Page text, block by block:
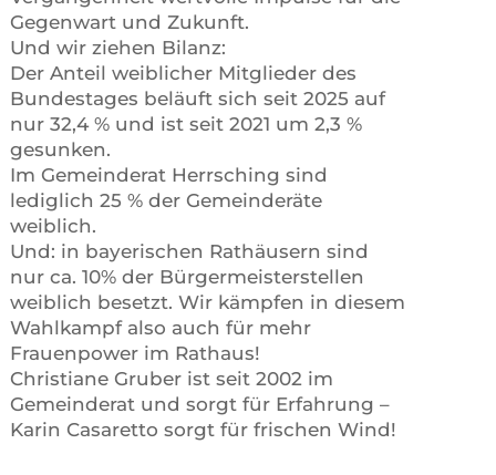
Gegenwart und Zukunft.
Und wir ziehen Bilanz:
Der Anteil weiblicher Mitglieder des
Bundestages beläuft sich seit 2025 auf
nur 32,4 % und ist seit 2021 um 2,3 %
gesunken.
Im Gemeinderat Herrsching sind
lediglich 25 % der Gemeinderäte
weiblich.
Und: in bayerischen Rathäusern sind
nur ca. 10% der Bürgermeisterstellen
weiblich besetzt. Wir kämpfen in diesem
Wahlkampf also auch für mehr
Frauenpower im Rathaus!
Christiane Gruber ist seit 2002 im
Gemeinderat und sorgt für Erfahrung –
Karin Casaretto sorgt für frischen Wind!